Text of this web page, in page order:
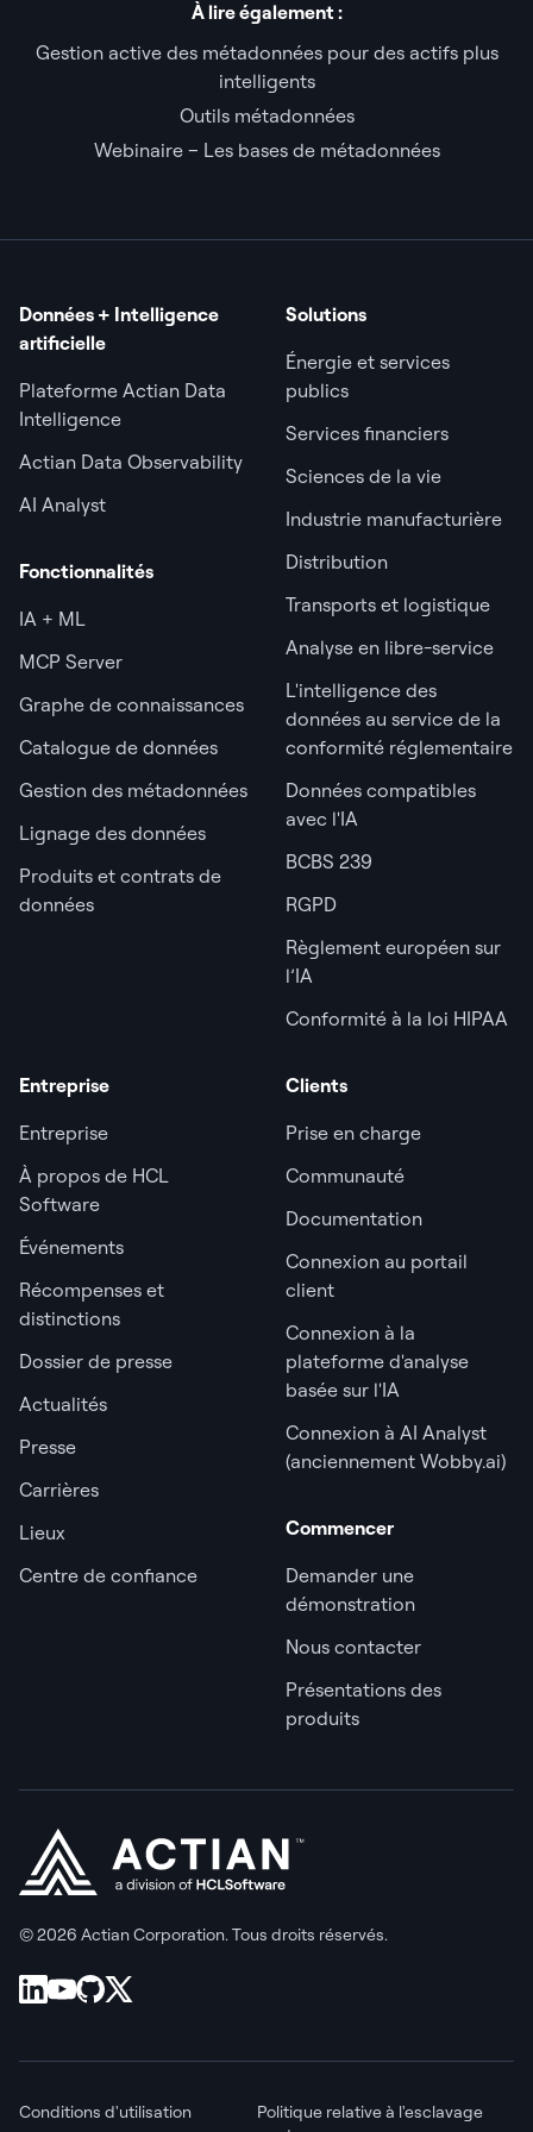
À lire également :
Gestion active des métadonnées pour des actifs plus
intelligents
Outils métadonnées
Webinaire – Les bases de métadonnées
Données + Intelligence
artificielle
Plateforme Actian Data
Intelligence
Actian Data Observability
AI Analyst
Fonctionnalités
IA + ML
MCP Server
Graphe de connaissances
Catalogue de données
Gestion des métadonnées
Lignage des données
Produits et contrats de
données
Solutions
Énergie et services
publics
Services financiers
Sciences de la vie
Industrie manufacturière
Distribution
Transports et logistique
Analyse en libre-service
L'intelligence des
données au service de la
conformité réglementaire
Données compatibles
avec l'IA
BCBS 239
RGPD
Règlement européen sur
l’IA
Conformité à la loi HIPAA
Entreprise
Entreprise
À propos de HCL
Software
Événements
Récompenses et
distinctions
Dossier de presse
Actualités
Presse
Carrières
Lieux
Centre de confiance
Clients
Prise en charge
Communauté
Documentation
Connexion au portail
client
Connexion à la
plateforme d'analyse
basée sur l'IA
Connexion à AI Analyst
(anciennement Wobby.ai)
Commencer
Demander une
démonstration
Nous contacter
Présentations des
produits
© 2026 Actian Corporation. Tous droits réservés.
Conditions d'utilisation
Politique relative à l'esclavage